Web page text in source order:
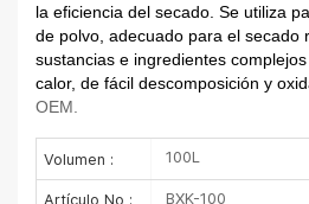
la eficiencia del secado. Se utiliza
de polvo, adecuado para el secado
sustancias e ingredientes
calor, de fácil descomposición y
OEM.
Volumen : 100L
Artículo No : BXK-100